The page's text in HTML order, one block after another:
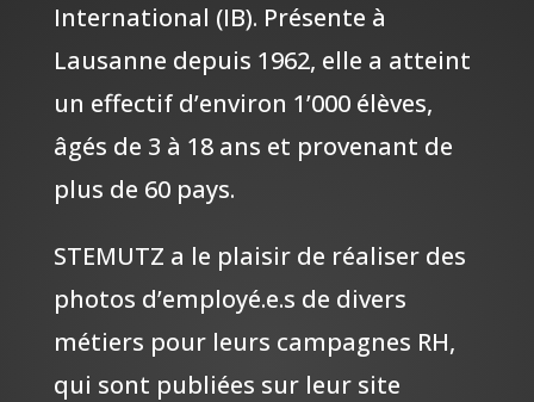
International (IB). Présente à
Lausanne depuis 1962, elle a atteint
un effectif d’environ 1’000 élèves,
âgés de 3 à 18 ans et provenant de
plus de 60 pays.
STEMUTZ a le plaisir de réaliser des
photos d’employé.e.s de divers
métiers pour leurs campagnes RH,
qui sont publiées sur leur site